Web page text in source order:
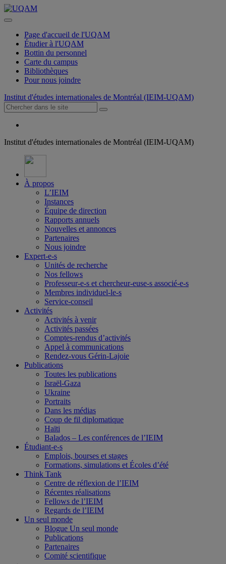
Page d'accueil de l'UQAM
Étudier à l'UQAM
Bottin du personnel
Carte du campus
Bibliothèques
Pour nous joindre
Institut d'études internationales de Montréal (IEIM-UQAM)
Institut d'études internationales de Montréal (IEIM-UQAM)
À propos
L’IEIM
Instances
Équipe de direction
Rapports annuels
Nouvelles et annonces
Partenaires
Nous joindre
Expert-e-s
Unités de recherche
Nos fellows
Professeur-e-s et chercheur-euse-s associé-e-s
Membres individuel-le-s
Service-conseil
Activités
Activités à venir
Activités passées
Comptes-rendus d’activités
Appel à communications
Rendez-vous Gérin-Lajoie
Publications
Toutes les publications
Israël-Gaza
Ukraine
Portraits
Dans les médias
Coup de fil diplomatique
Haïti
Balados – Les conférences de l’IEIM
Étudiant-e-s
Emplois, bourses et stages
Formations, simulations et Écoles d’été
Think Tank
Centre de réflexion de l’IEIM
Récentes réalisations
Fellows de l’IEIM
Regards de l’IEIM
Un seul monde
Blogue Un seul monde
Publications
Partenaires
Comité scientifique